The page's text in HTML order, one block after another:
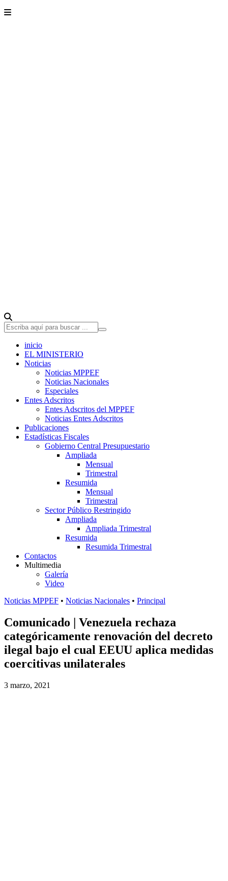
inicio
EL MINISTERIO
Noticias
Noticias MPPEF
Noticias Nacionales
Especiales
Entes Adscritos
Entes Adscritos del MPPEF
Noticias Entes Adscritos
Publicaciones
Estadísticas Fiscales
Gobierno Central Presupuestario
Ampliada
Mensual
Trimestral
Resumida
Mensual
Trimestral
Sector Público Restringido
Ampliada
Ampliada Trimestral
Resumida
Resumida Trimestral
Contactos
Multimedia
Galería
Video
Noticias MPPEF • Noticias Nacionales • Principal
Comunicado | Venezuela rechaza
categóricamente renovación del decreto
ilegal bajo el cual EEUU aplica medidas
coercitivas unilaterales
3 marzo, 2021